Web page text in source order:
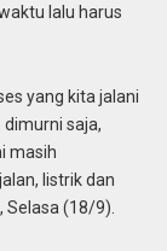
lalu harus
yang kita jalani
saja,
masih
listrik dan
Selasa (18/9).